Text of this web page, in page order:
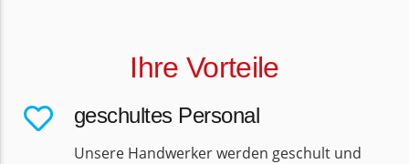
Ihre Vorteile
geschultes Personal
Unsere Handwerker werden geschult und